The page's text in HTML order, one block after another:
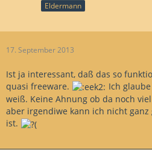
Eldermann
17. September 2013
Ist ja interessant, daß das so
quasi freeware.
Ich
weiß. Keine Ahnung ob da noch
aber irgendiwe kann ich nicht
ist.